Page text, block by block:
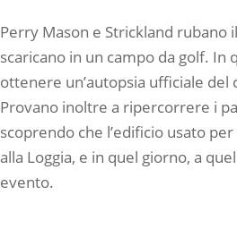
Perry Mason e Strickland rubano
scaricano in un campo da golf. In
ottenere un’autopsia ufficiale del
Provano inoltre a ripercorrere i
scoprendo che l’edificio usato
alla Loggia, e in quel giorno, a
evento.